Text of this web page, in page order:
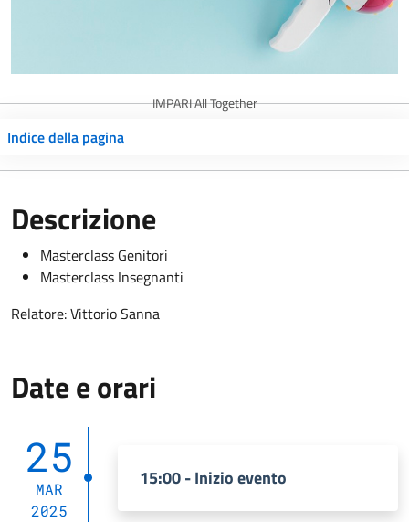
IMPARI All Together
Indice della pagina
Descrizione
Masterclass Genitori
Masterclass Insegnanti
Relatore: Vittorio Sanna
Date e orari
25
MAR
2025
15:00 - Inizio evento